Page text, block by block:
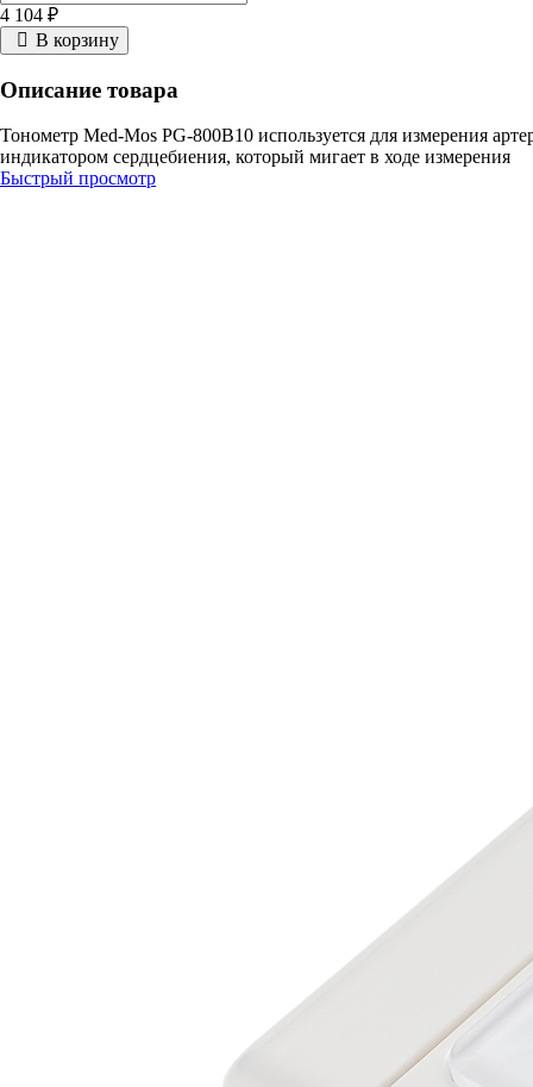
4 104 ₽
В корзину
Описание товара
Тонометр Med-Mos PG-800B10 используется для измерения
индикатором сердцебиения, который мигает в ходе измерения
Быстрый просмотр